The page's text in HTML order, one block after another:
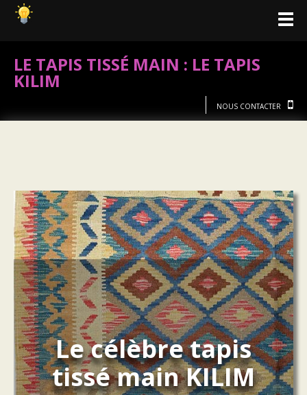
LE TAPIS TISSÉ MAIN : LE TAPIS
KILIM
NOUS CONTACTER
Le célèbre tapis
tissé main KILIM